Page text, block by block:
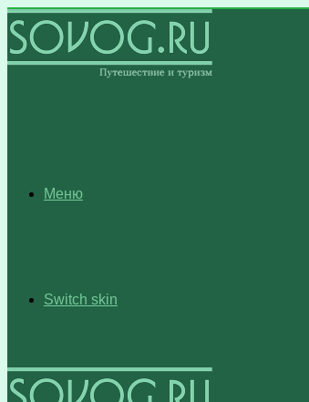
Меню
Switch skin